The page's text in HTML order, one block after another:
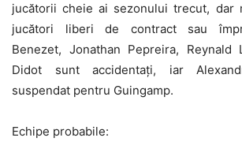
jucătorii cheie ai sezonului trecut, dar
jucători liberi de contract sau
Benezet, Jonathan Pepreira, Reynald
Didot sunt accidentați, iar
suspendat pentru Guingamp.
Echipe probabile: